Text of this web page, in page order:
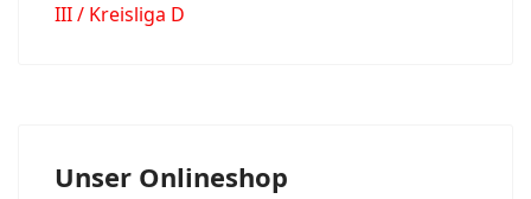
III / Kreisliga D
Unser Onlineshop